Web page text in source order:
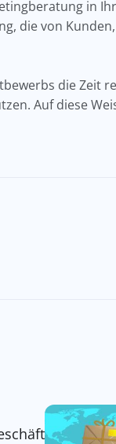
in
die von
die
Auf diese